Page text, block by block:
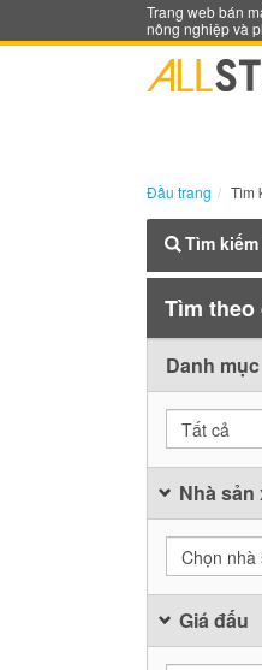
Trang web bán
nông nghiệp và
Đầu trang Tìm
Tìm
Tìm theo
Danh mục
Tất cả
Nhà sản
Chọn nhà
Giá đấu